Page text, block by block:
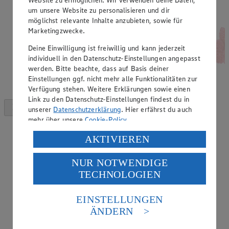
um unsere Website zu personalisieren und dir
möglichst relevante Inhalte anzubieten, sowie für
Marketingzwecke.
Deine Einwilligung ist freiwillig und kann jederzeit
individuell in den Datenschutz-Einstellungen angepasst
werden. Bitte beachte, dass auf Basis deiner
Einstellungen ggf. nicht mehr alle Funktionalitäten zur
Verfügung stehen. Weitere Erklärungen sowie einen
Link zu den Datenschutz-Einstellungen findest du in
unserer Datenschutzerklärung. Hier erfährst du auch
mehr über unsereCookie-Policy.
Verarbeitung deiner personenbezogenen Daten in den
USA durch Facebook und YouTube:
Wenn du auf „Aktivieren“ klickst, willigst du im Sinne
des Art. 49 Abs. 1 Satz 1 lit. a) DSGVO ein, dass deine
Daten in den USA verarbeitet werden. Der EuGH sieht
die USA als Land mit einem nach europäischen
Standards nicht angemessenen Datenschutzniveau an.
Es besteht das Risiko eines Zugriffs durch US-
AKTIVIEREN
NUR NOTWENDIGE
TECHNOLOGIEN
EINSTELLUNGEN
ÄNDERN